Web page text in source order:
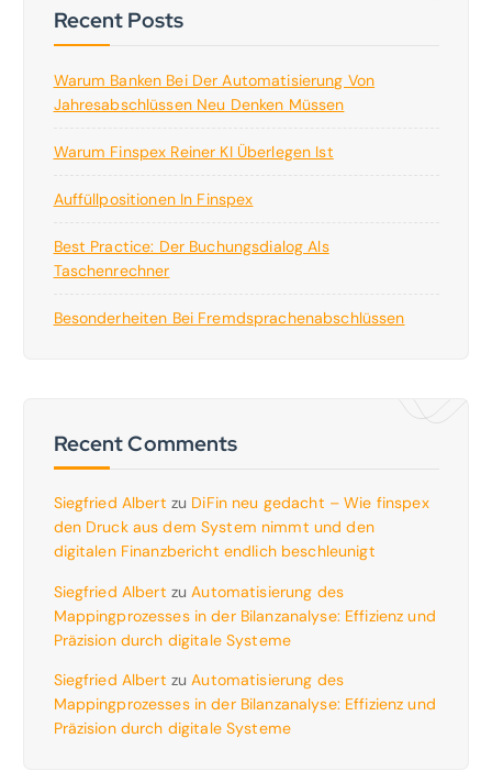
Recent Posts
Warum Banken Bei Der Automatisierung Von
Jahresabschlüssen Neu Denken Müssen
Warum Finspex Reiner KI Überlegen Ist
Auffüllpositionen In Finspex
Best Practice: Der Buchungsdialog Als
Taschenrechner
Besonderheiten Bei Fremdsprachenabschlüssen
Recent Comments
Siegfried Albert zu DiFin neu gedacht – Wie finspex
den Druck aus dem System nimmt und den
digitalen Finanzbericht endlich beschleunigt
Siegfried Albert zu Automatisierung des
Mappingprozesses in der Bilanzanalyse: Effizienz und
Präzision durch digitale Systeme
Siegfried Albert zuAutomatisierung des
Mappingprozesses in der Bilanzanalyse: Effizienz und
Präzision durch digitale Systeme